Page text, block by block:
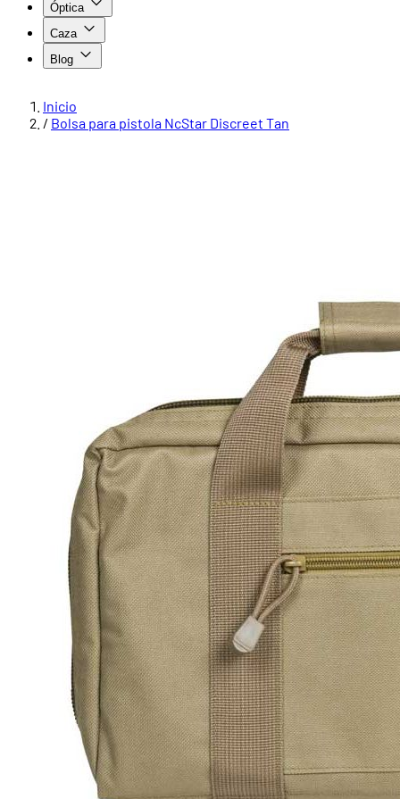
Óptica
Caza
Blog
Inicio
/ Bolsa para pistola NcStar Discreet Tan